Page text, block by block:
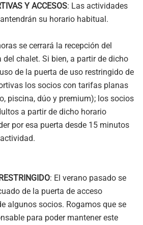
Y ACCESOS: Las actividades
su horario habitual.
se cerrará la recepción del
del chalet. Si bien, a partir de dicho
de la puerta de uso restringido de
los socios con tarifas planas
piscina, dúo y premium); los socios
a partir de dicho horario
por esa puerta desde 15 minutos
: El verano pasado se
de la puerta de acceso
algunos socios. Rogamos que se
para poder mantener este